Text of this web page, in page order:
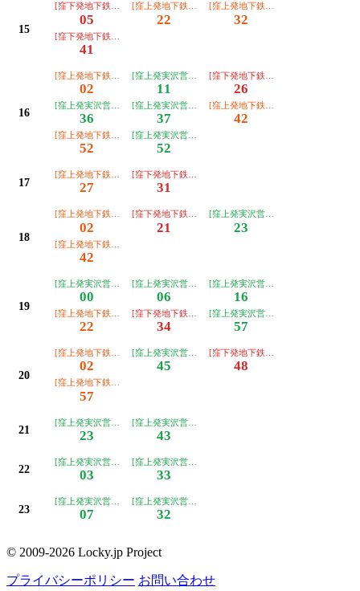
15
[窪下発地下鉄泉中央駅]名称未登録＿＿＿＿＿
05
[窪上発地下鉄泉中央駅]名称未登録＿＿＿＿＿
22
[窪上発地下鉄泉中央駅]名称未登録＿
32
[窪下発地下鉄泉中央駅]名称未登録＿＿＿＿＿
41
16
[窪上発地下鉄泉中央駅]名称未登録＿＿＿＿＿
02
[窪上発実沢営業所]名称未登録＿＿＿＿＿
11
[窪下発地下鉄泉中央駅]名称未登録＿
26
[窪上発実沢営業所]名称未登録＿＿＿＿＿
36
[窪上発実沢営業所]名称未登録＿＿＿＿＿
37
[窪上発地下鉄泉中央駅]名称未登録＿
42
[窪上発地下鉄泉中央駅]名称未登録＿＿＿＿＿
52
[窪上発実沢営業所]名称未登録＿＿＿＿＿
52
17
[窪上発地下鉄泉中央駅]名称未登録＿＿＿＿＿
27
[窪下発地下鉄泉中央駅]名称未登録＿＿＿＿＿
31
18
[窪上発地下鉄泉中央駅]名称未登録＿＿＿＿＿
02
[窪下発地下鉄泉中央駅]名称未登録＿＿＿＿＿
21
[窪上発実沢営業所]名称未登録＿＿＿
23
[窪上発地下鉄泉中央駅]名称未登録＿＿＿＿＿
42
19
[窪上発実沢営業所]名称未登録＿＿＿＿＿
00
[窪上発実沢営業所]名称未登録＿＿＿＿＿
06
[窪上発実沢営業所]名称未登録＿＿＿
16
[窪上発地下鉄泉中央駅]名称未登録＿＿＿＿＿
22
[窪下発地下鉄泉中央駅]名称未登録＿＿＿＿＿
34
[窪上発実沢営業所]名称未登録＿＿＿
57
20
[窪上発地下鉄泉中央駅]名称未登録＿＿＿＿＿
02
[窪上発実沢営業所]名称未登録＿＿＿＿＿
45
[窪下発地下鉄泉中央駅]名称未登録
48
[窪上発地下鉄泉中央駅]名称未登録＿＿＿＿＿▼
57
21
[窪上発実沢営業所]名称未登録＿＿＿＿＿
23
[窪上発実沢営業所]名称未登録＿＿＿＿＿
43
22
[窪上発実沢営業所]名称未登録＿＿＿＿＿
03
[窪上発実沢営業所]名称未登録＿＿＿＿＿
33
23
[窪上発実沢営業所]名称未登録＿＿＿＿＿
07
[窪上発実沢営業所]名称未登録＿＿＿＿＿▼
32
© 2009-2026 Locky.jp Project
プライバシーポリシー お問い合わせ